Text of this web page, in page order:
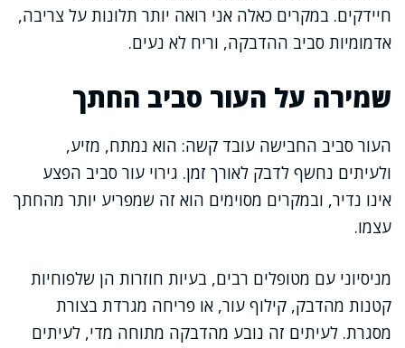
חיידקים. במקרים כאלה אני רואה יותר תלונות על צריבה,
אדמומיות סביב ההדבקה, וריח לא נעים.
שמירה על העור סביב החתך
העור סביב החבישה עובד קשה: הוא נמתח, מזיע,
ולעיתים נחשף לדבק לאורך זמן. גירוי עור סביב הפצע
אינו נדיר, ובמקרים מסוימים הוא זה שמפריע יותר מהחתך
עצמו.
מניסיוני עם מטופלים רבים, בעיות חוזרות הן שלפוחיות
קטנות מהדבק, קילוף עור, או פריחה מגרדת בצורת
מסגרת. לעיתים זה נובע מהדבקה מתוחה מדי, לעיתים